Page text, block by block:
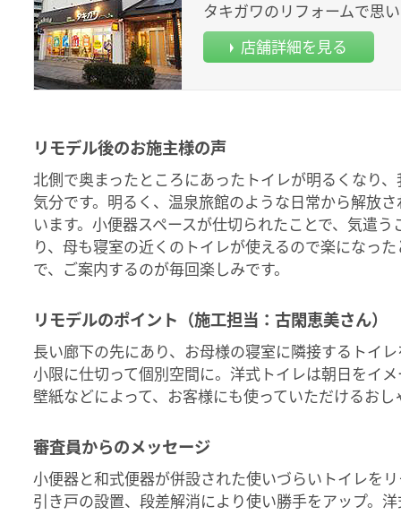
タキガワのリフォームで思
店舗詳細を見る
リモデル後のお施主様の声
北側で奥まったところにあったトイレが明るくなり
気分です。明るく、温泉旅館のような日常から解放
います。小便器スペースが仕切られたことで、気遣
り、母も寝室の近くのトイレが使えるので楽になっ
で、ご案内するのが毎回楽しみです。
リモデルのポイント（施工担当：古閑恵美さん）
長い廊下の先にあり、お母様の寝室に隣接するトイ
小限に仕切って個別空間に。洋式トイレは朝日をイ
壁紙などによって、お客様にも使っていただけるお
審査員からのメッセージ
小便器と和式便器が併設された使いづらいトイレを
引き戸の設置、段差解消により使い勝手をアップ。